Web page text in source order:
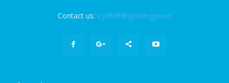
Contact us: v.ydhdt@tphcm.gov.vn